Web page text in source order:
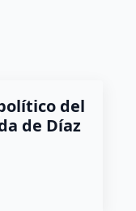
del
de Díaz